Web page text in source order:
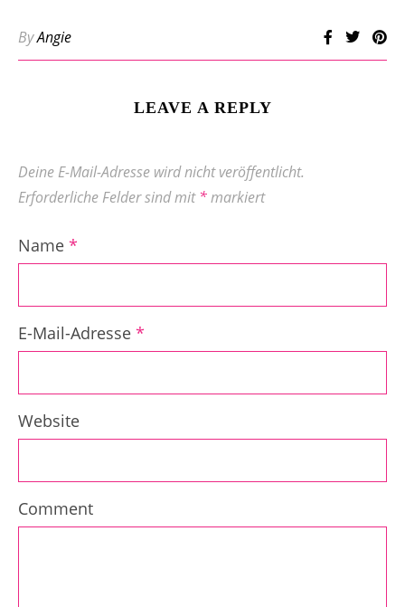
ByAngie
LEAVE A REPLY
Deine E-Mail-Adresse wird nicht veröffentlicht.
Erforderliche Felder sind mit*markiert
Name *
E-Mail-Adresse *
Website
Comment